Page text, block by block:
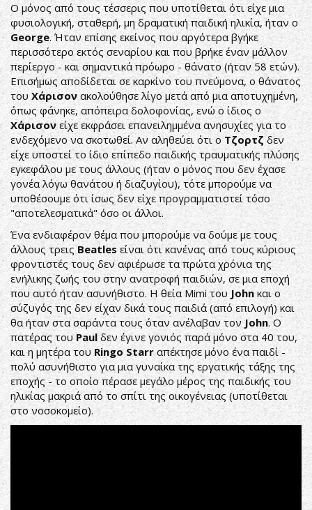
Ο μόνος από τους τέσσερις που υποτίθεται ότι είχε μια
φυσιολογική, σταθερή, μη δραματική παιδική ηλικία, ήταν ο
George. Ήταν επίσης εκείνος που αργότερα βγήκε
περισσότερο εκτός σεναρίου και που βρήκε έναν μάλλον
περίεργο - και σημαντικά πρόωρο - θάνατο (ήταν 58 ετών).
Επισήμως αποδίδεται σε καρκίνο του πνεύμονα, ο θάνατος
του Χάρισονακολούθησε λίγο μετά από μια αποτυχημένη,
όπως φάνηκε, απόπειρα δολοφονίας, ενώ ο ίδιος ο
Χάρισον είχε εκφράσει επανειλημμένα ανησυχίες για το
ενδεχόμενο να σκοτωθεί. Αν αληθεύει ότι οΤζορτζδεν
είχε υποστεί το ίδιο επίπεδο παιδικής τραυματικής πλύσης
εγκεφάλου με τους άλλους (ήταν ο μόνος που δεν έχασε
γονέα λόγω θανάτου ή διαζυγίου), τότε μπορούμε να
υποθέσουμε ότι ίσως δεν είχε προγραμματιστεί τόσο
"αποτελεσματικά" όσο οι άλλοι.
Ένα ενδιαφέρον θέμα που μπορούμε να δούμε με τους
άλλους τρειςBeatles είναι ότι κανένας από τους κύριους
φροντιστές τους δεν αφιέρωσε τα πρώτα χρόνια της
ενήλικης ζωής του στην ανατροφή παιδιών, σε μια εποχή
που αυτό ήταν ασυνήθιστο. Η θεία Mimi του John και ο
σύζυγός της δεν είχαν δικά τους παιδιά (από επιλογή) και
θα ήταν στα σαράντα τους όταν ανέλαβαν τονJohn. Ο
πατέρας τουPaulδεν έγινε γονιός παρά μόνο στα 40 του,
και η μητέρα του Ringo Starrαπέκτησε μόνο ένα παιδί -
πολύ ασυνήθιστο για μια γυναίκα της εργατικής τάξης της
εποχής - το οποίο πέρασε μεγάλο μέρος της παιδικής του
ηλικίας μακριά από το σπίτι της οικογένειας (υποτίθεται
στο νοσοκομείο).